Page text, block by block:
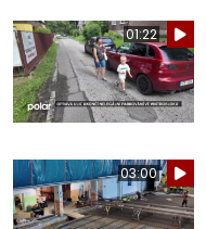
01:22
03:00